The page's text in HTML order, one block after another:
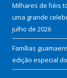
Milhares de fiéis
uma grande
julho de 2026
Famílias
edição especial